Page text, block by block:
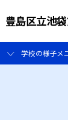
豊島区立池
学校の様子メ